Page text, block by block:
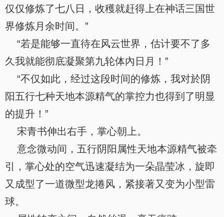
仅仅修炼了七八日，收穫就赶得上在神话三国世
界修炼月余时间。”
“若是能够一直待在风云世界，估计要不了多
久我就能彻底凝聚第九轮体內日月！”
“不仅如此，经过这段时间的修炼，我对於阴
阳五行七种天地本源精气的掌控力也得到了明显
的提升！”
宋青书伸出右手，掌心朝上。
意念微动间，五行阴阳属性天地本源精气被牵
引，掌心处的空气迅速凝结为一朵晶莹冰，旋即
又成型了一道微型龙捲风，紧接著又变为小型雷
球。